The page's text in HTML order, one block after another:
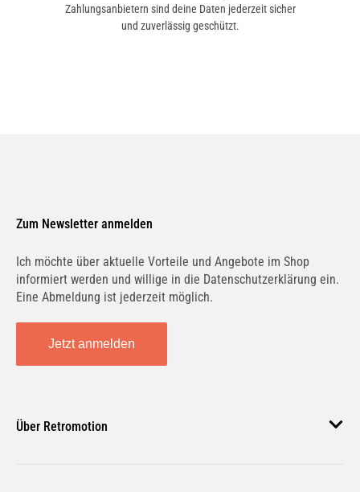
Zahlungsanbietern sind deine Daten jederzeit sicher
und zuverlässig geschützt.
Zum Newsletter anmelden
Ich möchte über aktuelle Vorteile und Angebote im Shop
informiert werden und willige in die Datenschutzerklärung ein.
Eine Abmeldung ist jederzeit möglich.
Jetzt anmelden
Über Retromotion